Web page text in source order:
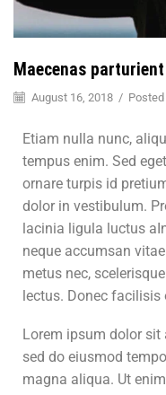
Maecenas
August 16, 2018 / Posted
Etiam nulla nunc,
tempus enim. Sed
ornare turpis id
dolor in vestibulum.
lacinia ligula luctus
neque accumsan
metus nec,
lectus. Donec facilisis
Lorem ipsum dolor
sed do eiusmod
magna aliqua. Ut